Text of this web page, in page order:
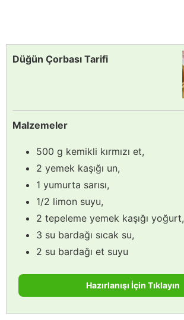
Düğün Çorbası Tarifi
Malzemeler
500 g kemikli kırmızı et,
2 yemek kaşığı un,
1 yumurta sarısı,
1/2 limon suyu,
2 tepeleme yemek kaşığı yoğurt,
3 su bardağı sıcak su,
2 su bardağı et suyu
Hazırlanışı İçin Tıklayın